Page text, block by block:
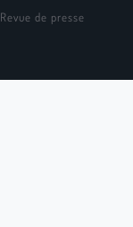
Revue de presse